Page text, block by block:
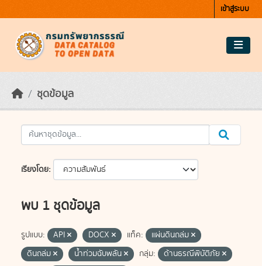
เข้าสู่ระบบ
ชุดข้อมูล
เรียงโดย
พบ 1 ชุดข้อมูล
รูปแบบ: API DOCX แท็ค:
แผ่นดินถล่ม
ดินถล่ม
น้ำท่วมฉับพลัน กลุ่ม:
ด้านธรณีพิบัติภัย